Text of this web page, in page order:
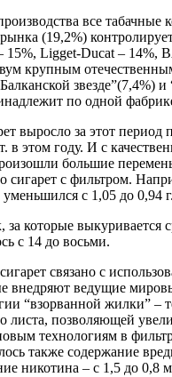
все табачные
(19,2%)
15%, Ligget-Ducat – 14%,
крупным
звезде”(7,4%)
по одной
выросло за этот период
в этом году. И с
большие
сигарет с фильтром.
с 1,05 до 0,94 г.
за которые выкуривается
с 14 до восьми.
связано с
внедряют ведущие
“взорванной жилки” –
листа, позволяющей
технологиям в
также содержание
никотина – с 1,5 до 0,8